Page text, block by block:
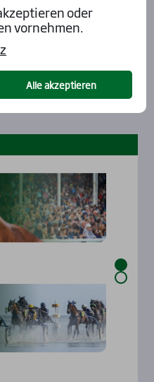
oder
vornehmen.
Alle akzeptieren